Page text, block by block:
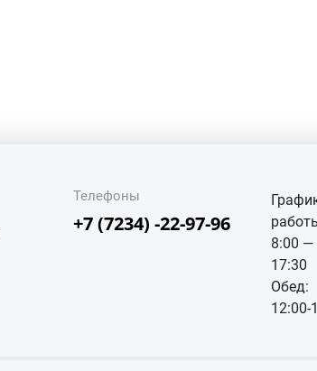
Телефоны
+7 (7234) -22-97-96
8:00 —
17:30
Обед:
12:00-